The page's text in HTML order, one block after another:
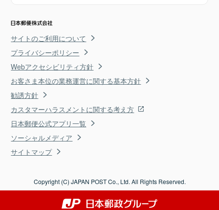
サイトのご利用について
プライバシーポリシー
Webアクセシビリティ方針
お客さま本位の業務運営に関する基本方針
勧誘方針
カスタマーハラスメントに関する考え方
日本郵便公式アプリ一覧
ソーシャルメディア
サイトマップ
Copyright (C) JAPAN POST Co., Ltd. All Rights Reserved.